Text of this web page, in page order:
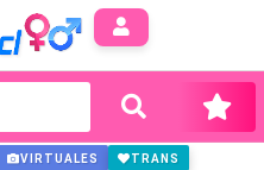
VIRTUALES TRANS